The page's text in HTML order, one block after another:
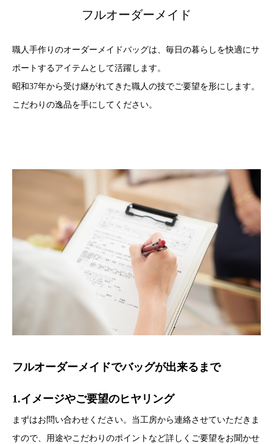
フルオーダーメイド
職人手作りのオーダーメイドバッグは、毎日の暮らしを快適にサ
ポートするアイテムとして活躍します。
昭和37年から受け継がれてきた職人の技でご要望を形にします。
こだわりの逸品を手にしてください。
フルオーダーメイドでバッグが出来るまで
1.イメージやご要望のヒヤリング
まずはお問い合わせください。当工房から連絡させていただきま
すので、用途やこだわりのポイントなど詳しくご要望をお聞かせ